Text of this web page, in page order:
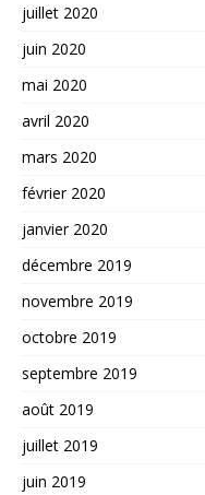
juillet 2020
juin 2020
mai 2020
avril 2020
mars 2020
février 2020
janvier 2020
décembre 2019
novembre 2019
octobre 2019
septembre 2019
août 2019
juillet 2019
juin 2019